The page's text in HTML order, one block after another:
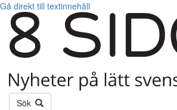
Gå direkt till textinnehåll
Sök